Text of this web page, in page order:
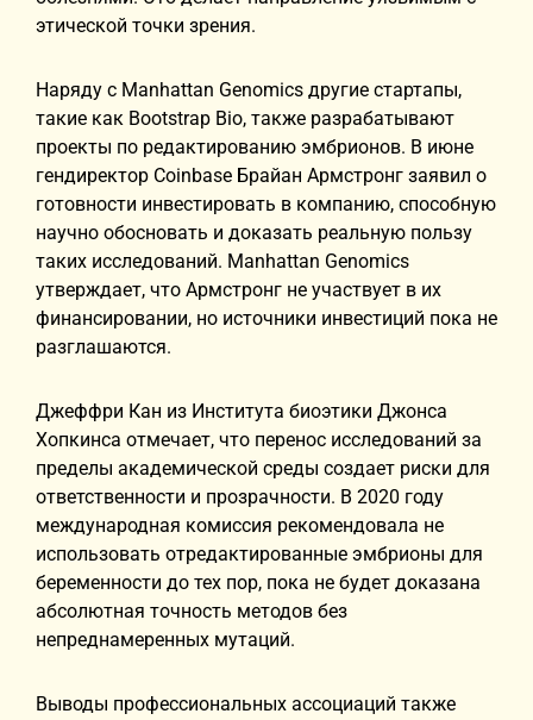
этической точки зрения.
Наряду с Manhattan Genomics другие стартапы,
такие как Bootstrap Bio, также разрабатывают
проекты по редактированию эмбрионов. В июне
гендиректор Coinbase Брайан Армстронг заявил о
готовности инвестировать в компанию, способную
научно обосновать и доказать реальную пользу
таких исследований. Manhattan Genomics
утверждает, что Армстронг не участвует в их
финансировании, но источники инвестиций пока не
разглашаются.
Джеффри Кан из Института биоэтики Джонса
Хопкинса отмечает, что перенос исследований за
пределы академической среды создает риски для
ответственности и прозрачности. В 2020 году
международная комиссия рекомендовала не
использовать отредактированные эмбрионы для
беременности до тех пор, пока не будет доказана
абсолютная точность методов без
непреднамеренных мутаций.
Выводы профессиональных ассоциаций также